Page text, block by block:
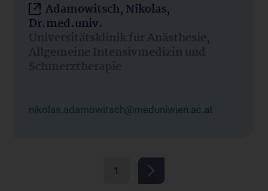
Adamowitsch, Nikolas,
Dr.med.univ.
Universitätsklinik für Anästhesie,
Allgemeine Intensivmedizin und
Schmerztherapie
nikolas.adamowitsch@meduniwien.ac.at
1